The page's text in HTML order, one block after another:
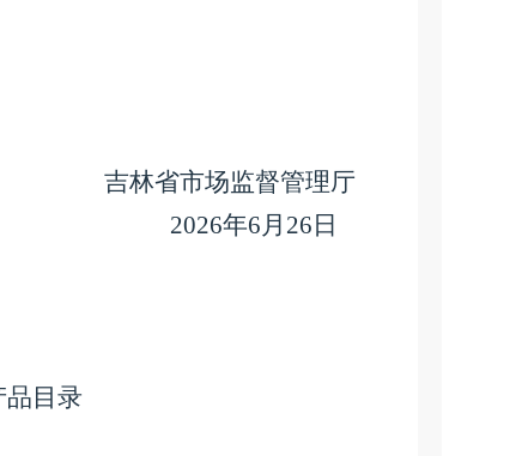
吉林省市场监督管理厅
2026年6月 26 日
品目录